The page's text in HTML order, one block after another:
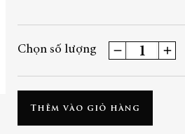
Chọn số lượng
Thêm vào giỏ hàng